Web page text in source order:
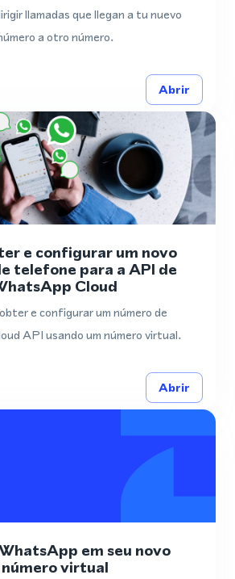
llamadas que llegan a tu nuevo
a otro número.
Abrir
e configurar um novo
telefone para a API de
Cloud
e configurar um número de
API usando um número virtual.
Abrir
em seu novo
número virtual